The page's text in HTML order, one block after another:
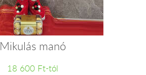
Mikulás manó
18 600 Ft-tól